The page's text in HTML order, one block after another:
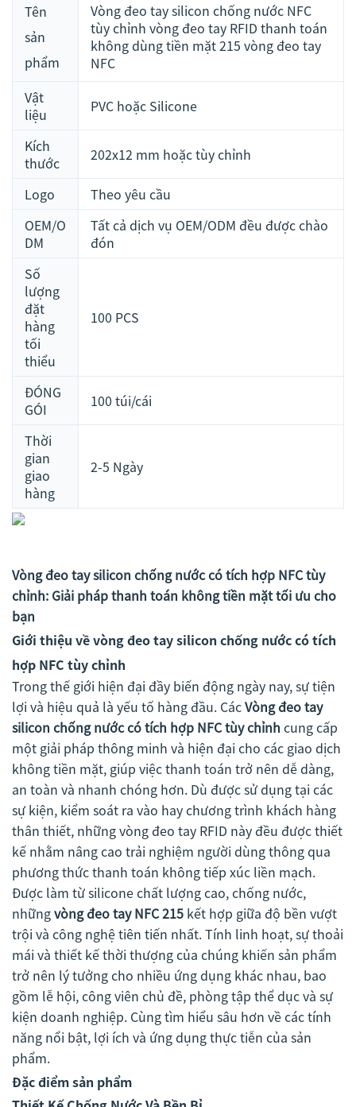
Tên
sản
phẩm
Vòng đeo tay silicon chống nước NFC
tùy chỉnh vòng đeo tay RFID thanh toán
không dùng tiền mặt 215 vòng đeo tay
NFC
Vật
liệu
PVC hoặc Silicone
Kích
thước
202x12 mm hoặc tùy chỉnh
Logo
Theo yêu cầu
OEM/O
DM
Tất cả dịch vụ OEM/ODM đều được chào
đón
Số
lượng
đặt
hàng
tối
thiểu
100 PCS
ĐÓNG
GÓI
100 túi/cái
Thời
gian
giao
hàng
2-5 Ngày
Vòng đeo tay silicon chống nước có tích hợp NFC tùy
chỉnh: Giải pháp thanh toán không tiền mặt tối ưu cho
bạn
Giới thiệu về vòng đeo tay silicon chống nước có tích
hợp NFC tùy chỉnh
Trong thế giới hiện đại đầy biến động ngày nay, sự tiện
lợi và hiệu quả là yếu tố hàng đầu. CácVòng đeo tay
silicon chống nước có tích hợp NFC tùy chỉnh cung cấp
một giải pháp thông minh và hiện đại cho các giao dịch
không tiền mặt, giúp việc thanh toán trở nên dễ dàng,
an toàn và nhanh chóng hơn. Dù được sử dụng tại các
sự kiện, kiểm soát ra vào hay chương trình khách hàng
thân thiết, những vòng đeo tay RFID này đều được thiết
kế nhằm nâng cao trải nghiệm người dùng thông qua
phương thức thanh toán không tiếp xúc liền mạch.
Được làm từ silicone chất lượng cao, chống nước,
nhữngvòng đeo tay NFC 215 kết hợp giữa độ bền vượt
trội và công nghệ tiên tiến nhất. Tính linh hoạt, sự thoải
mái và thiết kế thời thượng của chúng khiến sản phẩm
trở nên lý tưởng cho nhiều ứng dụng khác nhau, bao
gồm lễ hội, công viên chủ đề, phòng tập thể dục và sự
kiện doanh nghiệp. Cùng tìm hiểu sâu hơn về các tính
năng nổi bật, lợi ích và ứng dụng thực tiễn của sản
phẩm.
Đặc điểm sản phẩm